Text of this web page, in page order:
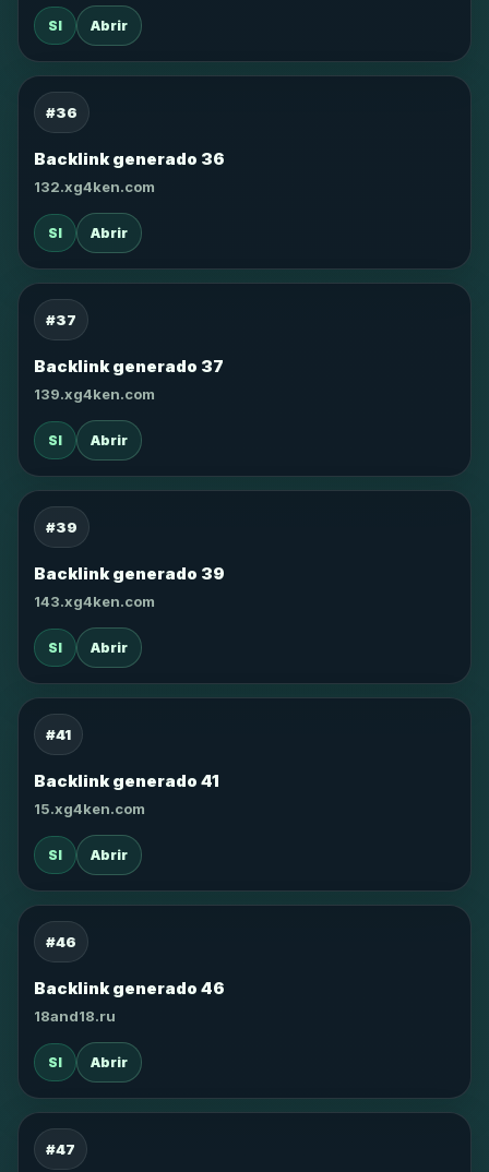
SI Abrir
#36
Backlink generado 36
132.xg4ken.com
SI Abrir
#37
Backlink generado 37
139.xg4ken.com
SI Abrir
#39
Backlink generado 39
143.xg4ken.com
SI Abrir
#41
Backlink generado 41
15.xg4ken.com
SI Abrir
#46
Backlink generado 46
18and18.ru
SI Abrir
#47